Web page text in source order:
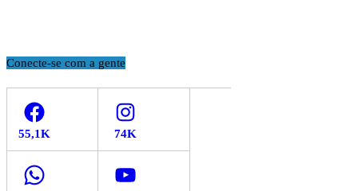
Conecte-se com a gente
Facebook Instagram
WhatsApp YouTube